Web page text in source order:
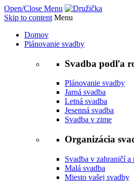
Open/Close Menu
Skip to content Menu
Domov
Plánovanie svadby
Svadba podľa
Plánovanie svadby
Jarná svadba
Letná svadba
Jesenná svadba
Svadba v zime
Organizácia
Svadba v zahraničí a
Malá svadba
Miesto vašej svadby